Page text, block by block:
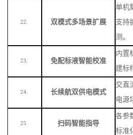
22. 双模式多场景扩展
单机
支持
测。
23. 免配标液智能校准
内置
建标
24. 长续航双供电模式
交直
电源
25. 扫码智能指导
各参
标准